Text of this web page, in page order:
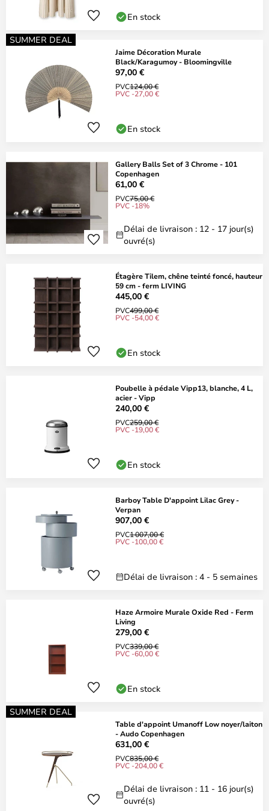
En stock
SUMMER DEAL
Jaime Décoration Murale
Black/Karagumoy - Bloomingville
97,00 €
PVC124,00 €
PVC -27,00 €
En stock
Gallery Balls Set of 3 Chrome - 101
Copenhagen
61,00 €
PVC75,00 €
PVC -18%
Délai de livraison : 12 - 17 jour(s)
ouvré(s)
Étagère Tilem, chêne teinté foncé, hauteur
59 cm - ferm LIVING
445,00 €
PVC499,00 €
PVC -54,00 €
En stock
Poubelle à pédale Vipp13, blanche, 4 L,
acier - Vipp
240,00 €
PVC259,00 €
PVC -19,00 €
En stock
Barboy Table D'appoint Lilac Grey -
Verpan
907,00 €
PVC1 007,00 €
PVC -100,00 €
Délai de livraison : 4 - 5 semaines
Haze Armoire Murale Oxide Red - Ferm
Living
279,00 €
PVC339,00 €
PVC -60,00 €
En stock
SUMMER DEAL
Table d'appoint Umanoff Low noyer/laiton
- Audo Copenhagen
631,00 €
PVC835,00 €
PVC -204,00 €
Délai de livraison : 11 - 16 jour(s)
ouvré(s)